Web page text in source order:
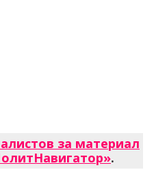
за материал
.